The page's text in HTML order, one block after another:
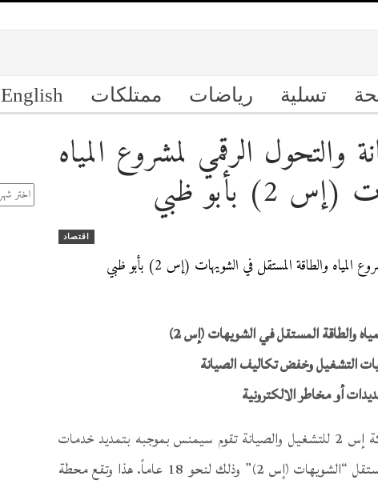
تسلية رياضات ممتلكات English
الرقمي لمشروع المياه
بأبو ظبي
اقتصاد
التشغيل وخفض تكاليف الصيانة
أو مخاطر الالكترونية
أعلنت سيمنس اليوم عن توقيع الشركة لعقداً مع شركة إس 2 للتشغيل والصيانة تقوم سيمنس بموجبه بتمديد خدمات
الصيانة طويلة الأجل المُقدمة لمشروع المياه والطاقة المستقل “الشويهات (إس 2)” وذلك لنحو 18 عاماً. هذا وتقع محطة
الأرشيف